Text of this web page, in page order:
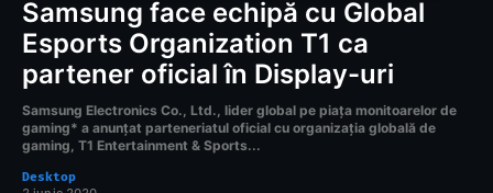
Samsung face echipă cu Global
Esports Organization T1 ca
partener oficial în Display-uri
Samsung Electronics Co., Ltd., lider global pe piața monitoarelor de
gaming* a anunțat parteneriatul oficial cu organizația globală de
gaming, T1 Entertainment & Sports...
Desktop